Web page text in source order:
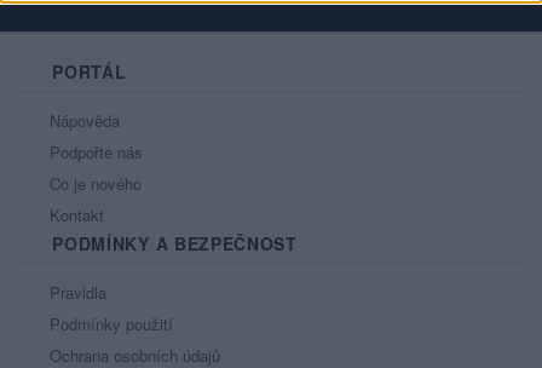
PORTÁL
Nápověda
Podpořte nás
Co je nového
Kontakt
PODMÍNKY A BEZPEČNOST
Pravidla
Podmínky použití
Ochrana osobních údajů